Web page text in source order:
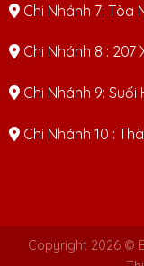
Chi Nhánh 7: Tòa
Chi Nhánh 8 : 207
Chi Nhánh 9: Suối
Chi Nhánh 10 :
Copyright 2026 ©